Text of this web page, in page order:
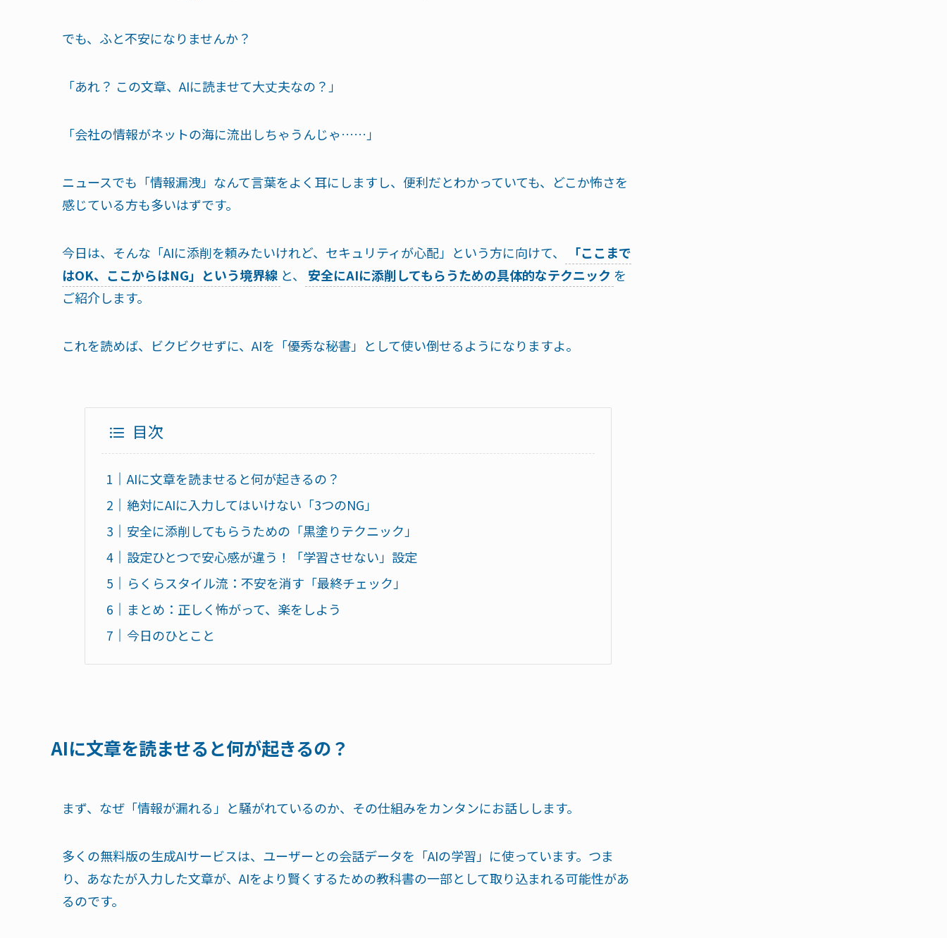
でも、ふと不安になりませんか？
「あれ？ この文章、AIに読ませて大丈夫なの？」
「会社の情報がネットの海に流出しちゃうんじゃ……」
ニュースでも「情報漏洩」なんて言葉をよく耳にしますし、便利だとわかっていても、どこか怖さを
感じている方も多いはずです。
今日は、そんな「AIに添削を頼みたいけれど、セキュリティが心配」という方に向けて、
「ここまで
はOK、ここからはNG」という境界線 と、 安全にAIに添削してもらうための具体的なテクニック を
ご紹介します。
これを読めば、ビクビクせずに、AIを「優秀な秘書」として使い倒せるようになりますよ。
目次
AIに文章を読ませると何が起きるの？
絶対にAIに入力してはいけない「3つのNG」
安全に添削してもらうための「黒塗りテクニック」
設定ひとつで安心感が違う！「学習させない」設定
らくらスタイル流：不安を消す「最終チェック」
まとめ：正しく怖がって、楽をしよう
今日のひとこと
AIに文章を読ませると何が起きるの？
まず、なぜ「情報が漏れる」と騒がれているのか、その仕組みをカンタンにお話しします。
多くの無料版の生成AIサービスは、ユーザーとの会話データを「AIの学習」に使っています。つま
り、あなたが入力した文章が、AIをより賢くするための教科書の一部として取り込まれる可能性があ
るのです。